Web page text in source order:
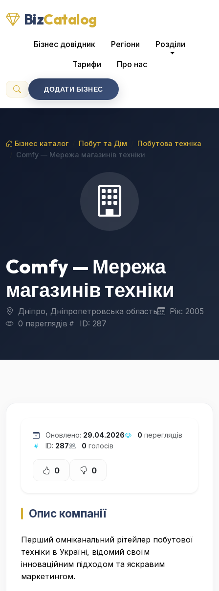
BizCatalog
Бізнес довідник Регіони Розділи
Тарифи Про нас
ДОДАТИ БІЗНЕС
Бізнес каталог Побут та Дім
Побутова техніка
Comfy — Мережа магазинів техніки
Comfy — Мережа
магазинів техніки
Дніпро, Дніпропетровська область
Рік: 2005
0 переглядів
ID: 287
Оновлено: 29.04.2026 0 переглядів
ID: 287 0 голосів
0 0
Опис компанії
Перший омніканальний рітейлер побутової
техніки в Україні, відомий своїм
інноваційним підходом та яскравим
маркетингом.